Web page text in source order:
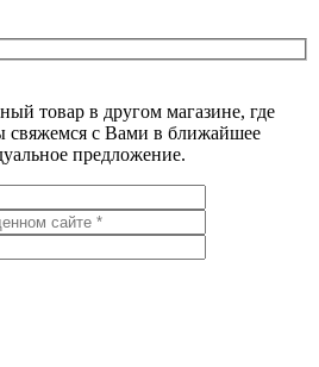
товар в другом магазине, где
с Вами в ближайшее
предложение.